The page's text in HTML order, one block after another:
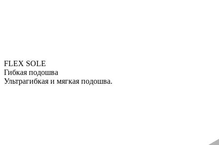
FLEX SOLE
Гибкая подошва
Ультрагибкая и мягкая подошва.